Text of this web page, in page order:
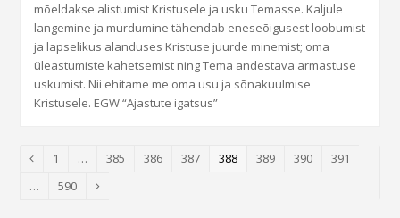
mõeldakse alistumist Kristusele ja usku Temasse. Kaljule
langemine ja murdumine tähendab eneseõigusest loobumist
ja lapselikus alanduses Kristuse juurde minemist; oma
üleastumiste kahetsemist ning Tema andestava armastuse
uskumist. Nii ehitame me oma usu ja sõnakuulmise
Kristusele. EGW “Ajastute igatsus”
Previous
Page
1 … Page
385 Page
386 Page
387 Page
388 Page
389 Page
390 Page
391
…
Page
590